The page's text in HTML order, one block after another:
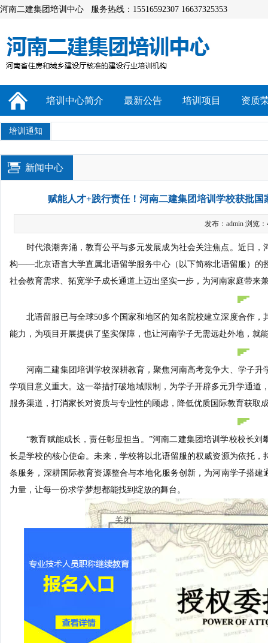
河南二建集团培训中心 服务热线：15516592307 16637325353
培训中心简介 最新公告 培训项目 资质
培训通知
新闻中心
赋能人才+践行责任！河南二建集团培训学校获批
发布：admin 浏览：
时代浪潮奔涌，教育公平与多元发展成为社会关注焦点。近日
构——北京语言大学直属北语留学服务中心（以下简称北语留服）的
社会教育需求、拓宽学子成长通道上迈出坚实一步，为河南家庭带来
北语留服已与全球50多个国家和地区的知名院校建立深度合作
能力，为项目开展提供了坚实保障，也让河南学子无需远赴外地，就
河南二建集团培训学校深耕教育，聚焦河南高考竞争大、学子
学项目意义重大。这一举措打破地域限制，为学子开辟多元升学通道
服务渠道，打消家长对资质与专业性的顾虑，降低优质国际教育获取
“教育赋能成长，责任彰显担当。”河南二建集团培训学校校长
长是学校的核心使命。未来，学校将以北语留服的权威资源为依托
条服务，深耕国际教育资源整合与本地化服务创新，为河南学子搭
力量，让每一份求学梦想都能找到绽放的舞台。
关闭